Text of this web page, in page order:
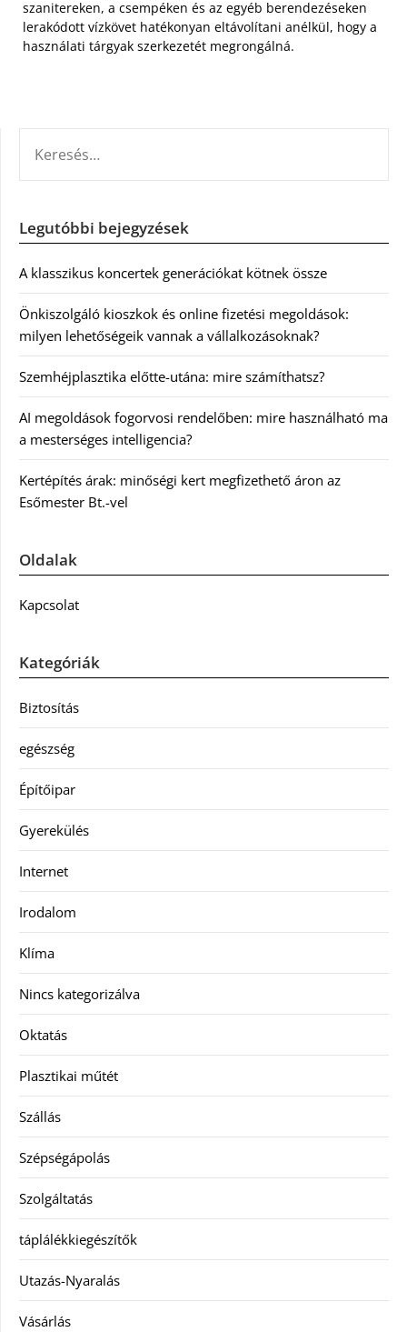
szanitereken, a csempéken és az egyéb berendezéseken
lerakódott vízkövet hatékonyan eltávolítani anélkül, hogy a
használati tárgyak szerkezetét megrongálná.
Legutóbbi bejegyzések
A klasszikus koncertek generációkat kötnek össze
Önkiszolgáló kioszkok és online fizetési megoldások:
milyen lehetőségeik vannak a vállalkozásoknak?
Szemhéjplasztika előtte-utána: mire számíthatsz?
AI megoldások fogorvosi rendelőben: mire használható ma
a mesterséges intelligencia?
Kertépítés árak: minőségi kert megfizethető áron az
Esőmester Bt.-vel
Oldalak
Kapcsolat
Kategóriák
Biztosítás
egészség
Építőipar
Gyerekülés
Internet
Irodalom
Klíma
Nincs kategorizálva
Oktatás
Plasztikai műtét
Szállás
Szépségápolás
Szolgáltatás
táplálékkiegészítők
Utazás-Nyaralás
Vásárlás